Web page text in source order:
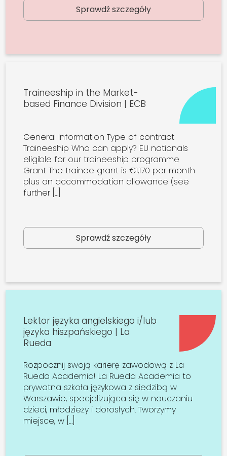
Sprawdź szczegóły
Traineeship in the Market-
based Finance Division | ECB
General Information Type of contract
Traineeship Who can apply? EU nationals
eligible for our traineeship programme
Grant The trainee grant is €1,170 per month
plus an accommodation allowance (see
further […]
Sprawdź szczegóły
Lektor języka angielskiego i/lub
języka hiszpańskiego | La
Rueda
Rozpocznij swoją karierę zawodową z La
Rueda Academia! La Rueda Academia to
prywatna szkoła językowa z siedzibą w
Warszawie, specjalizująca się w nauczaniu
dzieci, młodzieży i dorosłych. Tworzymy
miejsce, w […]